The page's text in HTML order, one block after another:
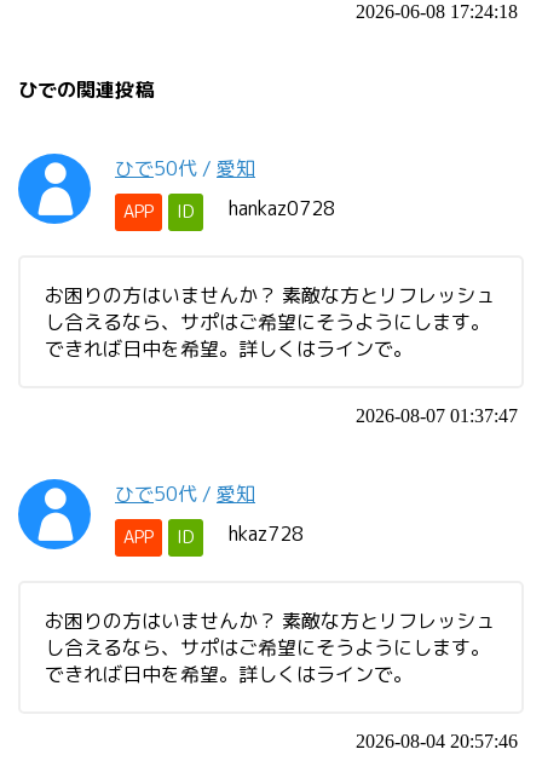
2026-06-08 17:24:18
ひでの関連投稿
ひで50代 / 愛知
APP ID hankaz0728
お困りの方はいませんか？ 素敵な方とリフレッシュ
し合えるなら、サポはご希望にそうようにします。
できれば日中を希望。詳しくはラインで。
2026-08-07 01:37:47
ひで50代 / 愛知
APP ID hkaz728
お困りの方はいませんか？ 素敵な方とリフレッシュ
し合えるなら、サポはご希望にそうようにします。
できれば日中を希望。詳しくはラインで。
2026-08-04 20:57:46